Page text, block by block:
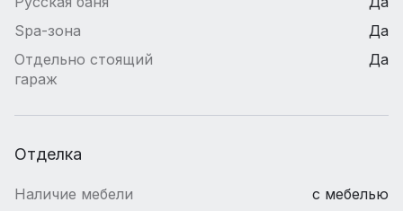
Spa-зона
Да
Отдельно стоящий
гараж
Да
Отделка
Наличие мебели
с мебелью